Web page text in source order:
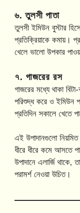
৬. তুলসী পাতা
তুলসী ইমিউন বুস্টার
প্রতিক্রিয়াকে কমায়।
খেলে ভালো উপকার
৭. গাজরের রস
গাজরের মধ্যে থাকা
পরিশুদ্ধ করে ও ইমিউন
প্রতিদিন সকালে খেতে
এই উপাদানগুলো নিয়মিত
ধীরে ধীরে কমে আসতে
উপাদানে এলার্জি
পরামর্শ নেওয়া উচিত।